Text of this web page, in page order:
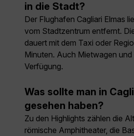
in die Stadt?
Der Flughafen Cagliari Elmas
vom Stadtzentrum entfernt.
dauert mit dem Taxi oder
Minuten. Auch Mietwagen
Verfügung.
Was sollte man in
gesehen haben?
Zu den Highlights zählen die
römische Amphitheater, die